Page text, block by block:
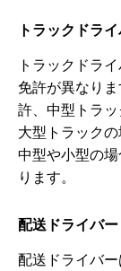
トラックドラ
トラックドラ
免許が異なり
許、中型トラッ
大型トラック
中型や小型の
ります。
配送ドライバー
配送ドライバ